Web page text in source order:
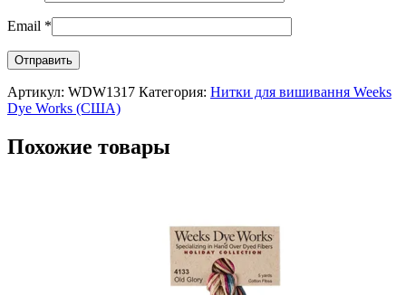
Email *
Артикул: WDW1317 Категория: Нитки для вишивання Weeks
Dye Works (США)
Похожие товары